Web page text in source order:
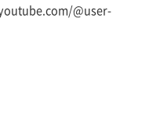
@user-